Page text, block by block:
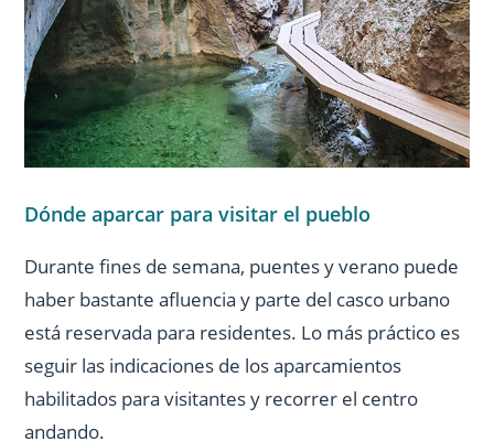
Dónde aparcar para visitar el pueblo
Durante fines de semana, puentes y verano puede
haber bastante afluencia y parte del casco urbano
está reservada para residentes. Lo más práctico es
seguir las indicaciones de los aparcamientos
habilitados para visitantes y recorrer el centro
andando.